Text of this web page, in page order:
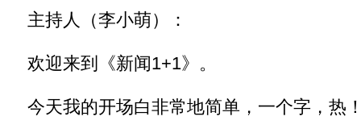
主持人（李小萌）：
欢迎来到《新闻1+1》。
今天我的开场白非常地简单，一个字，热